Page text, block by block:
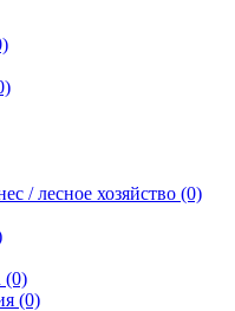
/ лесное хозяйство (0)
(0)
(0)